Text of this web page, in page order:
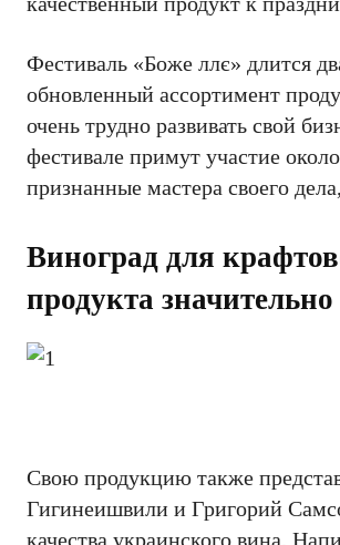
Фестиваль «Боже ллє» длится
обновленный ассортимент
очень трудно развивать свой
фестивале примут участие
признанные мастера своего
Виноград для
продукта
Свою продукцию также
Гигинеишвили и Григорий
качества украинского вина.